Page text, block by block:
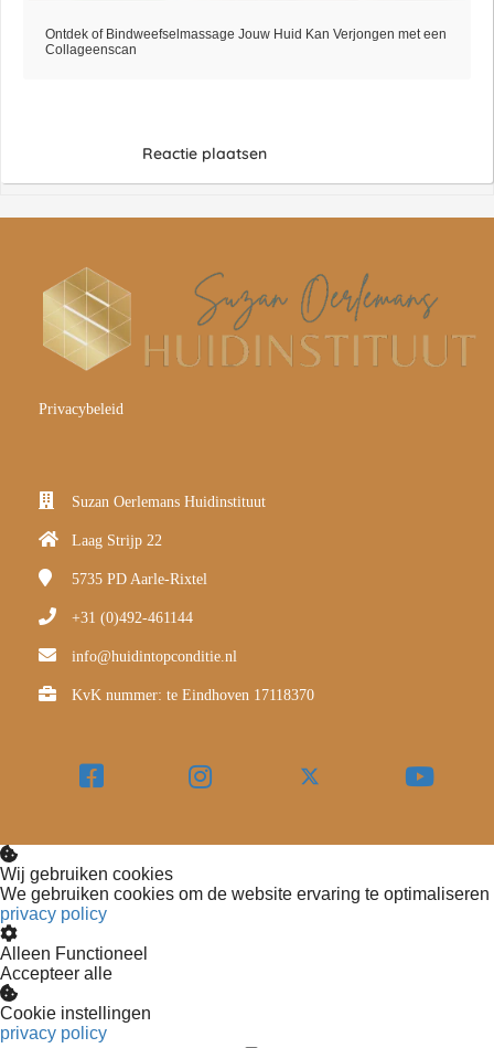
Ontdek of Bindweefselmassage Jouw Huid Kan Verjongen met een
Collageenscan
Reactie plaatsen
Privacybeleid
Suzan Oerlemans Huidinstituut
Laag Strijp 22
5735 PD Aarle-Rixtel
+31 (0)492-461144
info@huidintopconditie.nl
KvK nummer: te Eindhoven 17118370
Wij gebruiken cookies
We gebruiken cookies om de website ervaring te optimaliseren
privacy policy
Alleen Functioneel
Accepteer alle
Cookie instellingen
privacy policy